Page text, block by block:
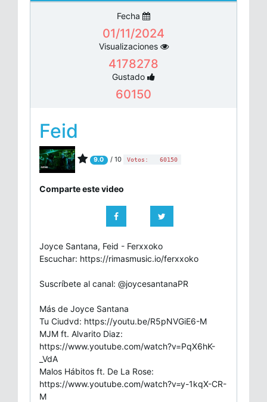
Fecha
01/11/2024
Visualizaciones
4178278
Gustado
60150
Feid
9.0 / 10 Votos: 60150
Comparte este video
Joyce Santana, Feid - Ferxxoko
Escuchar: https://rimasmusic.io/ferxxoko
Suscríbete al canal: @joycesantanaPR
Más de Joyce Santana
Tu Ciudvd: https://youtu.be/R5pNVGiE6-M
MJM ft. Alvarito Diaz:
https://www.youtube.com/watch?v=PqX6hK-
_VdA
Malos Hábitos ft. De La Rose:
https://www.youtube.com/watch?v=y-1kqX-CR-
M